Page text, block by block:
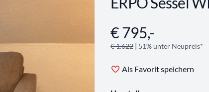
Angebotsinformationen
€ 795,-
€ 1.622 | 51% unter Neupreis*
Als Favorit speichern